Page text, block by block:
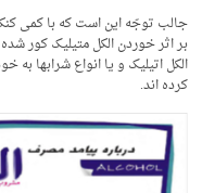
جالب توجّه این است که با کمی
بر اثر خوردن الکل متیلیک کور
الکل اتیلیک و یا انواع شراب­ها به
کرده­ اند.